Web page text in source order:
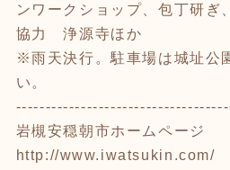
ンワークショップ、包丁研ぎ
協力 浄源寺ほか
※雨天決行。駐車場は城址公
い。
岩槻安穏朝市ホームページ
http://www.iwatsukin.com/